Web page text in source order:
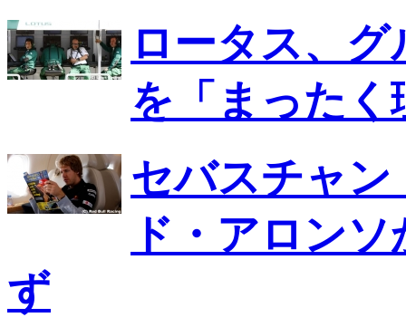
ロータス、
を「まった
セバスチャ
ド・アロン
ず